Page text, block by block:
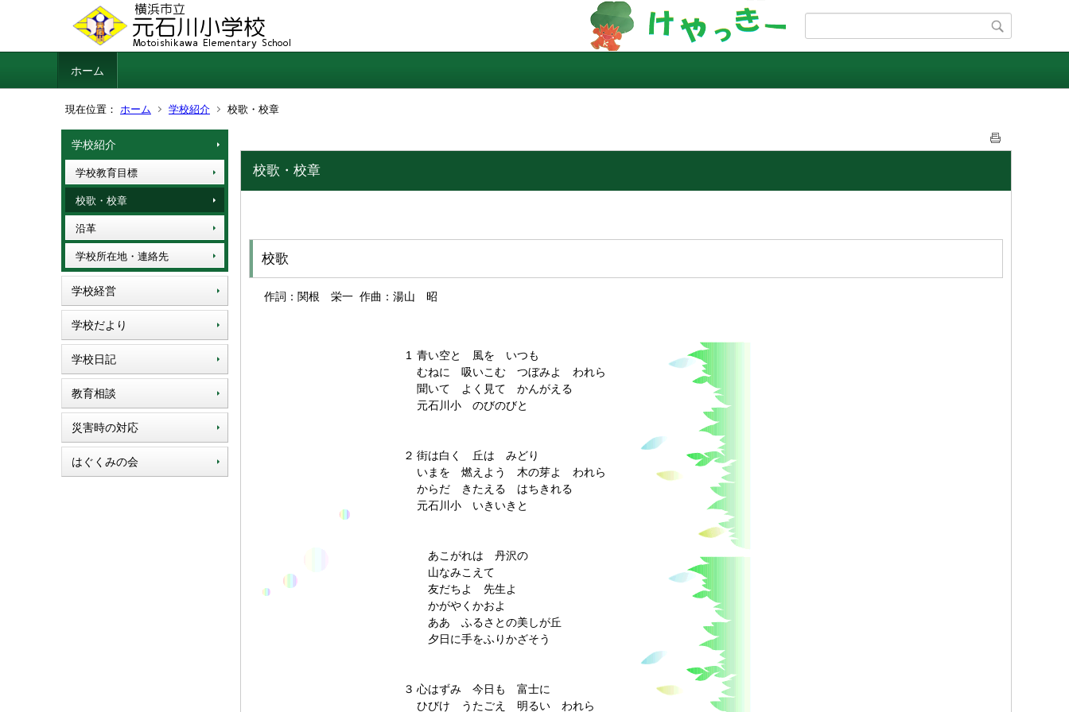
ホーム
現在位置： ホーム 学校紹介 校歌・校章
学校紹介
学校教育目標
校歌・校章
沿革
学校所在地・連絡先
学校経営
学校だより
学校日記
教育相談
災害時の対応
はぐくみの会
校歌・校章
校歌
作詞：関根 栄一 作曲：湯山 昭
1 青い空と 風を いつも
むねに 吸いこむ つぼみよ われら
聞いて よく見て かんがえる
元石川小 のびのびと
２ 街は白く 丘は みどり
いまを 燃えよう 木の芽よ われら
からだ きたえる はちきれる
元石川小 いきいきと
あこがれは 丹沢の
山なみこえて
友だちよ 先生よ
かがやくかおよ
ああ ふるさとの美しが丘
夕日に手をふりかざそう
３ 心はずみ 今日も 富士に
ひびけ うたごえ 明るい われら